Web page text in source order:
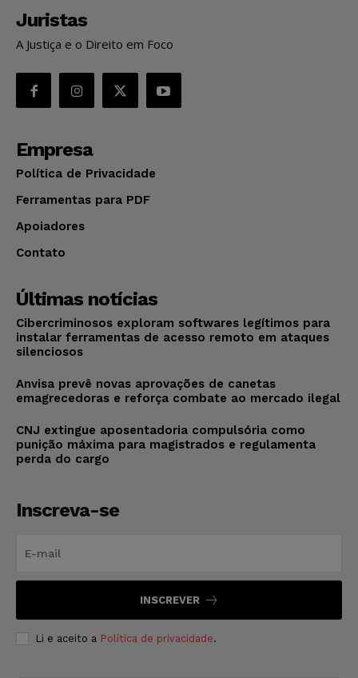
Juristas
A Justiça e o Direito em Foco
Empresa
Política de Privacidade
Ferramentas para PDF
Apoiadores
Contato
Últimas notícias
Cibercriminosos exploram softwares legítimos para
instalar ferramentas de acesso remoto em ataques
silenciosos
Anvisa prevê novas aprovações de canetas
emagrecedoras e reforça combate ao mercado ilegal
CNJ extingue aposentadoria compulsória como
punição máxima para magistrados e regulamenta
perda do cargo
Inscreva-se
INSCREVER
Li e aceito a Política de privacidade.